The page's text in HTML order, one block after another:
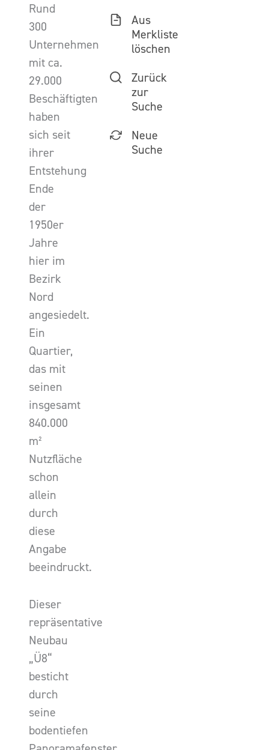
Rund
300
Unternehmen
mit ca.
29.000
Beschäftigten
haben
sich seit
ihrer
Entstehung
Ende
der
1950er
Jahre
hier im
Bezirk
Nord
angesiedelt.
Ein
Quartier,
das mit
seinen
insgesamt
840.000
m²
Nutzfläche
schon
allein
durch
diese
Angabe
beeindruckt.
Dieser
repräsentative
Neubau
„Ü8“
besticht
durch
seine
bodentiefen
Aus
Merkliste
löschen
Zurück
zur
Suche
Neue
Suche